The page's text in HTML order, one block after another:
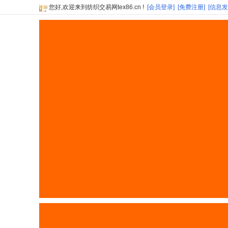
您好,欢迎来到纺织交易网tex86.cn ! [会员登录] [免费注册] [信息